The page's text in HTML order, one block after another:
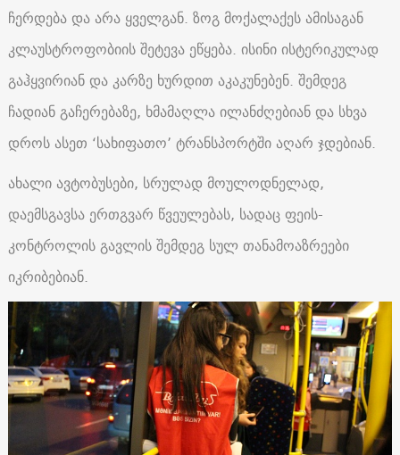
ჩერდება და არა ყველგან. ზოგ მოქალაქეს ამისაგან
კლაუსტროფობიის შეტევა ეწყება. ისინი ისტერიკულად
გაჰყვირიან და კარზე ხურდით აკაკუნებენ. შემდეგ
ჩადიან გაჩერებაზე, ხმამაღლა ილანძღებიან და სხვა
დროს ასეთ ‘სახიფათო’ ტრანსპორტში აღარ ჯდებიან.
ახალი ავტობუსები, სრულად მოულოდნელად,
დაემსგავსა ერთგვარ წვეულებას, სადაც ფეის-
კონტროლის გავლის შემდეგ სულ თანამოაზრეები
იკრიბებიან.